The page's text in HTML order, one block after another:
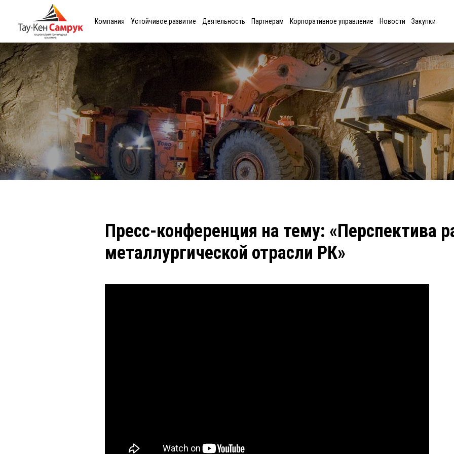
Компания Устойчивое развитие Деятельность Партнерам Корпоративное управление Новости Закупки
Пресс-конференция на тему: «Перспектива
металлургической отрасли РК»